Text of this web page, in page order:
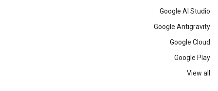
Google AI Studio
Google Antigravity
Google Cloud
Google Play
View all